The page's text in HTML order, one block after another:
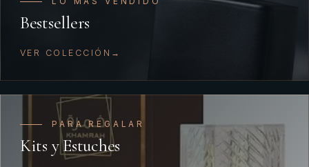
Bestsellers
VER COLECCIÓN
PARA REGALAR
Kits y Estuches